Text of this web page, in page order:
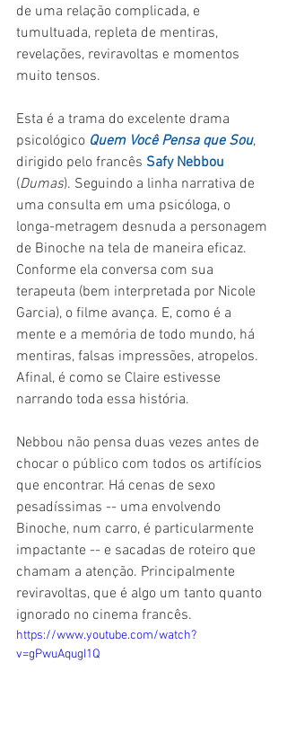
de uma relação complicada, e
tumultuada, repleta de mentiras,
revelações, reviravoltas e momentos
muito tensos.
Esta é a trama do excelente drama
psicológico Quem Você Pensa que Sou,
dirigido pelo francês Safy Nebbou
(Dumas). Seguindo a linha narrativa de
uma consulta em uma psicóloga, o
longa-metragem desnuda a personagem
de Binoche na tela de maneira eficaz.
Conforme ela conversa com sua
terapeuta (bem interpretada por Nicole
Garcia), o filme avança. E, como é a
mente e a memória de todo mundo, há
mentiras, falsas impressões, atropelos.
Afinal, é como se Claire estivesse
narrando toda essa história.
Nebbou não pensa duas vezes antes de
chocar o público com todos os artifícios
que encontrar. Há cenas de sexo
pesadíssimas -- uma envolvendo
Binoche, num carro, é particularmente
impactante -- e sacadas de roteiro que
chamam a atenção. Principalmente
reviravoltas, que é algo um tanto quanto
ignorado no cinema francês.
https://www.youtube.com/watch?
v=gPwuAqugI1Q